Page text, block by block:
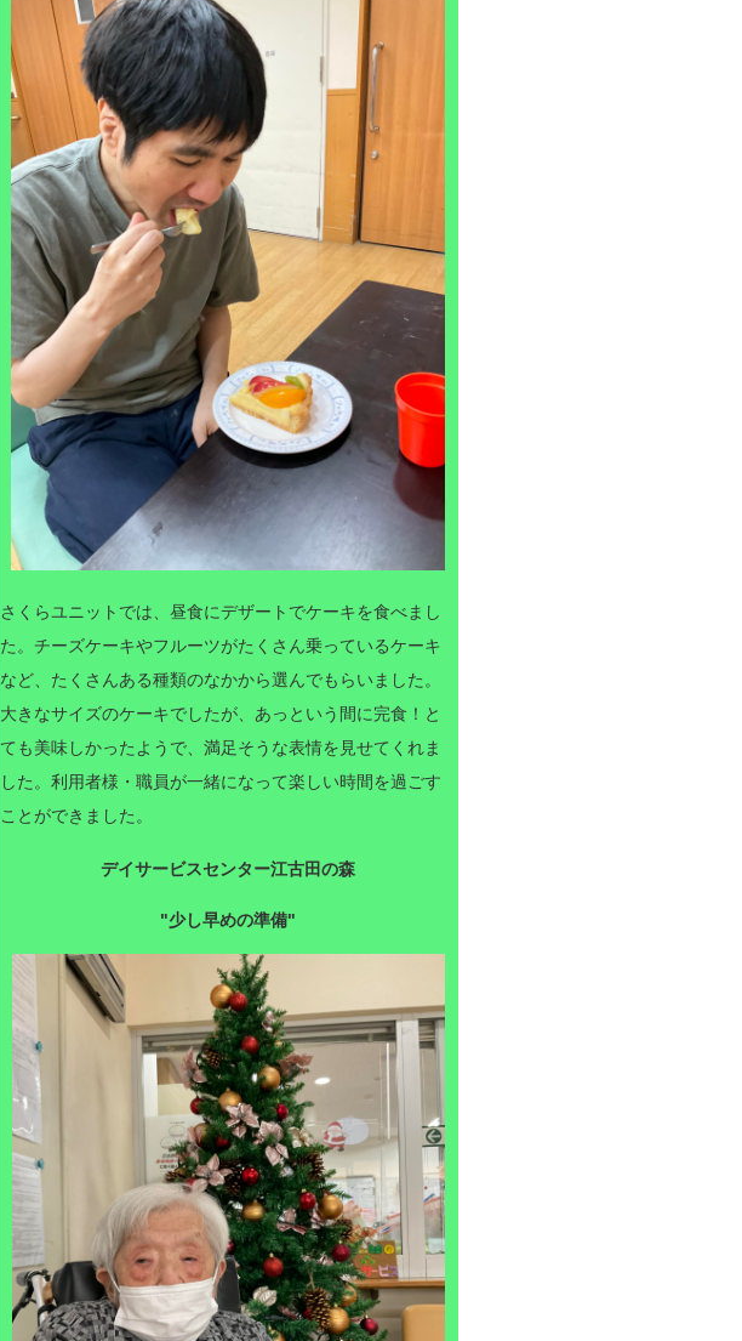
さくらユニットでは、昼食にデザートでケーキを食べまし
た。チーズケーキやフルーツがたくさん乗っているケーキ
など、たくさんある種類のなかから選んでもらいました。
大きなサイズのケーキでしたが、あっという間に完食！と
ても美味しかったようで、満足そうな表情を見せてくれま
した。利用者様・職員が一緒になって楽しい時間を過ごす
ことができました。
デイサービスセンター江古田の森
"少し早めの準備"